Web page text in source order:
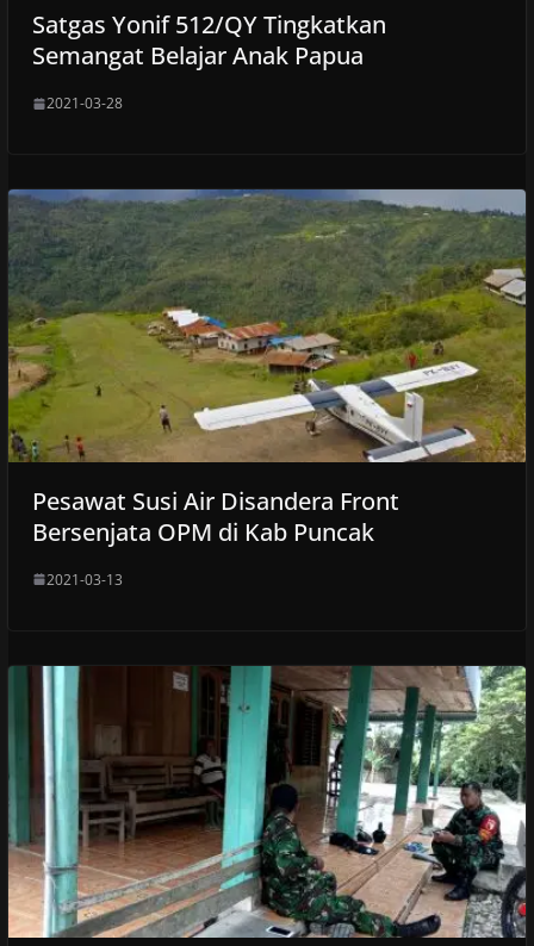
Satgas Yonif 512/QY Tingkatkan
Semangat Belajar Anak Papua
2021-03-28
Pesawat Susi Air Disandera Front
Bersenjata OPM di Kab Puncak
2021-03-13